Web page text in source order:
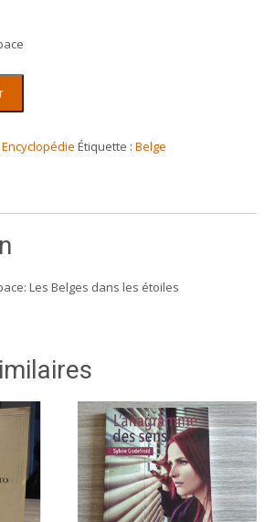
Étiquette : Belge
Les Belges dans les étoiles